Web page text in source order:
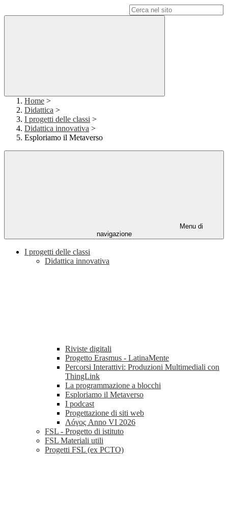
Home >
Didattica >
I progetti delle classi >
Didattica innovativa >
Esploriamo il Metaverso
Menu di
navigazione
I progetti delle classi
Didattica innovativa
Riviste digitali
Progetto Erasmus - LatinaMente
Percorsi Interattivi: Produzioni Multimediali con
ThingLink
La programmazione a blocchi
Esploriamo il Metaverso
I podcast
Progettazione di siti web
Λóγος Anno VI 2026
FSL - Progetto di istituto
FSL Materiali utili
Progetti FSL (ex PCTO)